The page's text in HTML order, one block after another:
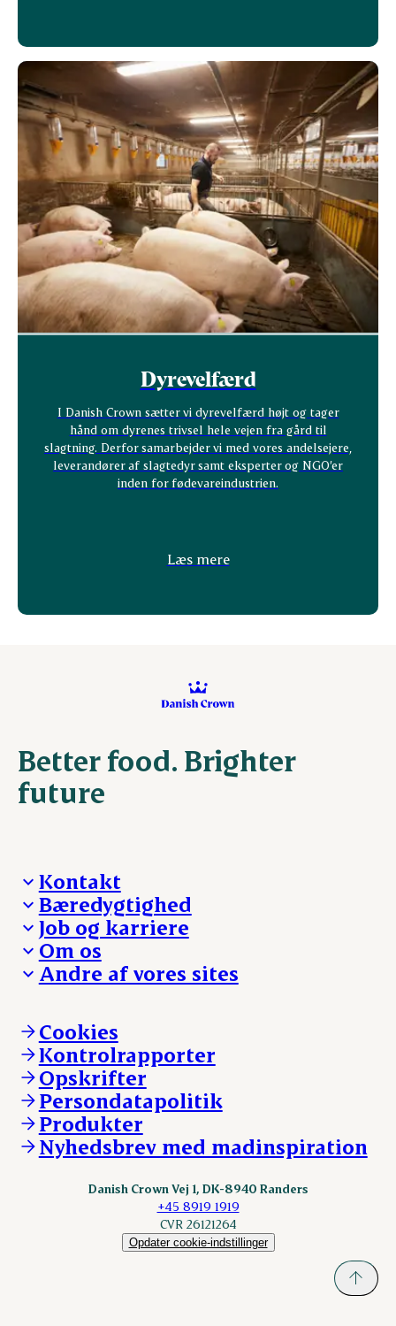
Dyrevelfærd
I Danish Crown sætter vi dyrevelfærd højt og tager
hånd om dyrenes trivsel hele vejen fra gård til
slagtning. Derfor samarbejder vi med vores andelsejere,
leverandører af slagtedyr samt eksperter og NGO’er
inden for fødevareindustrien.
Læs mere
Better food. Brighter
future
Kontakt
Besøg Danish Crown
Presse og nyheder
Reklamationer
Whistleblower
Øvrige henvendelser
Bæredygtighed
Fra jord til bord
Hverdagen
Ansvarlighed og nøgletal
Job og karriere
Arbejd med os
Ledige stillinger
Om os
Hvem er vi
Vores resultater
Vores lokationer
Kontakt
Andre af vores sites
Andelsejere - kreatur
Danishcrownprofessional.com
DAT-Schaub.com
ESS-FOOD.com
Fonden Dansk Gastronomi
KLS.se
nordicspoor.com
Scanhide.dk
Cookies
Kontrolrapporter
Opskrifter
Persondatapolitik
Produkter
Nyhedsbrev med madinspiration
Danish Crown Vej 1, DK-8940 Randers
+45 8919 1919
CVR 26121264
Opdater cookie-indstillinger